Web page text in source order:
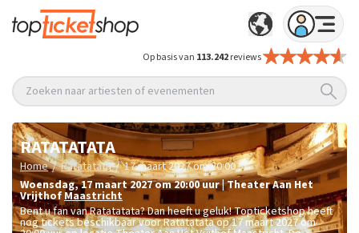
Op basis van 113.242reviews
Zoeken naar artiesten of evenementen
RATATATATA
Home / Ratatatata / 17 maart 2027 om 20:00
woensdag,17 maart 2027 om 20:00uur|Theater Aan Het
VrijthofMaastricht
Bent u fan van Ratatatata? Dan heeft u geluk! Topticketshop heeft
nog tickets beschikbaar voor Ratatatata op 17 maart 2027 om